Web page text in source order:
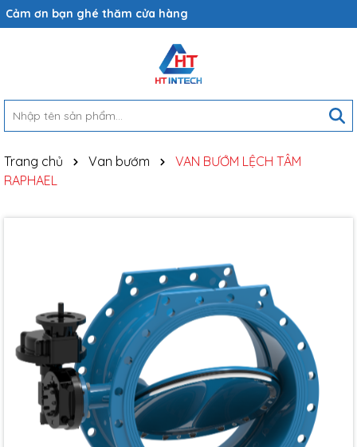
Cảm ơn bạn ghé thăm cửa hàng
Hy vọng bạn sẽ tìm thấy những sản phẩm phù hợp
Trang chủ Van bướm
VAN BƯỚM LỆCH TÂM
RAPHAEL
Mã giảm giá:
Ngày hết hạn: